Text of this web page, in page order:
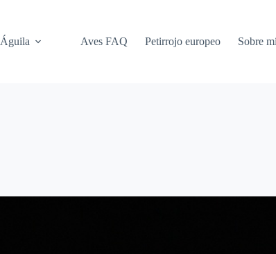
Águila
Aves FAQ Petirrojo europeo Sobre